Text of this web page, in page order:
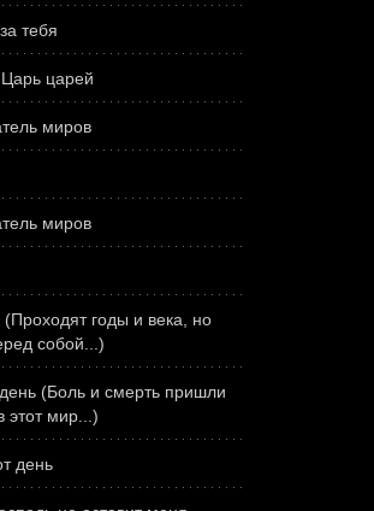
тебя
царей
миров
миров
(Проходят годы и века, но
собой...)
(Боль и смерть пришли
этот мир...)
день